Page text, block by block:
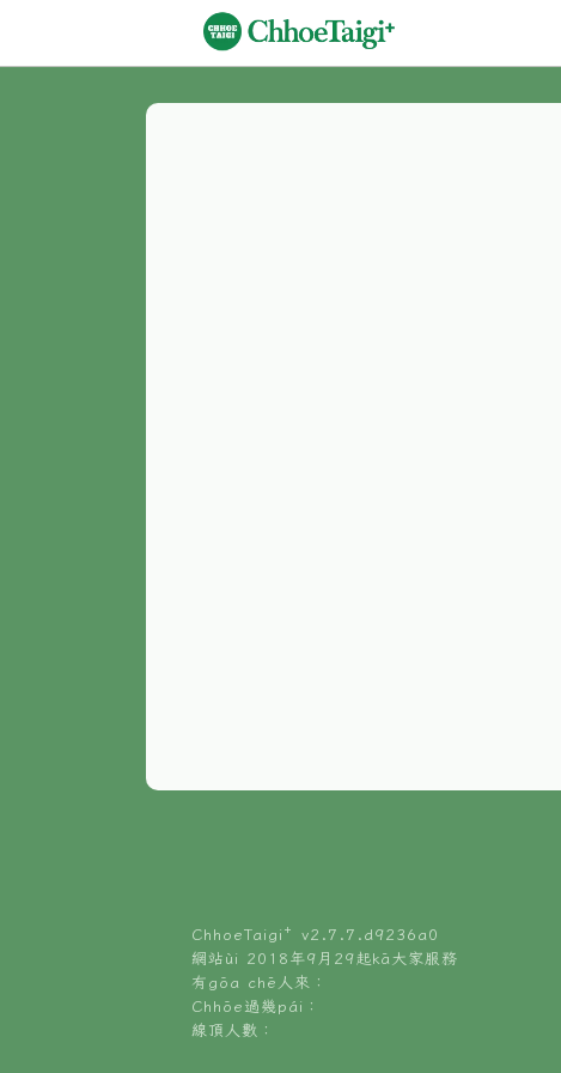
ChhoeTaigi⁺ v2.7.7.d9236a0
網站ùi 2018年9月29起kā大家服務
有gōa chē人來：
Chhōe過幾pái：
線頂人數：